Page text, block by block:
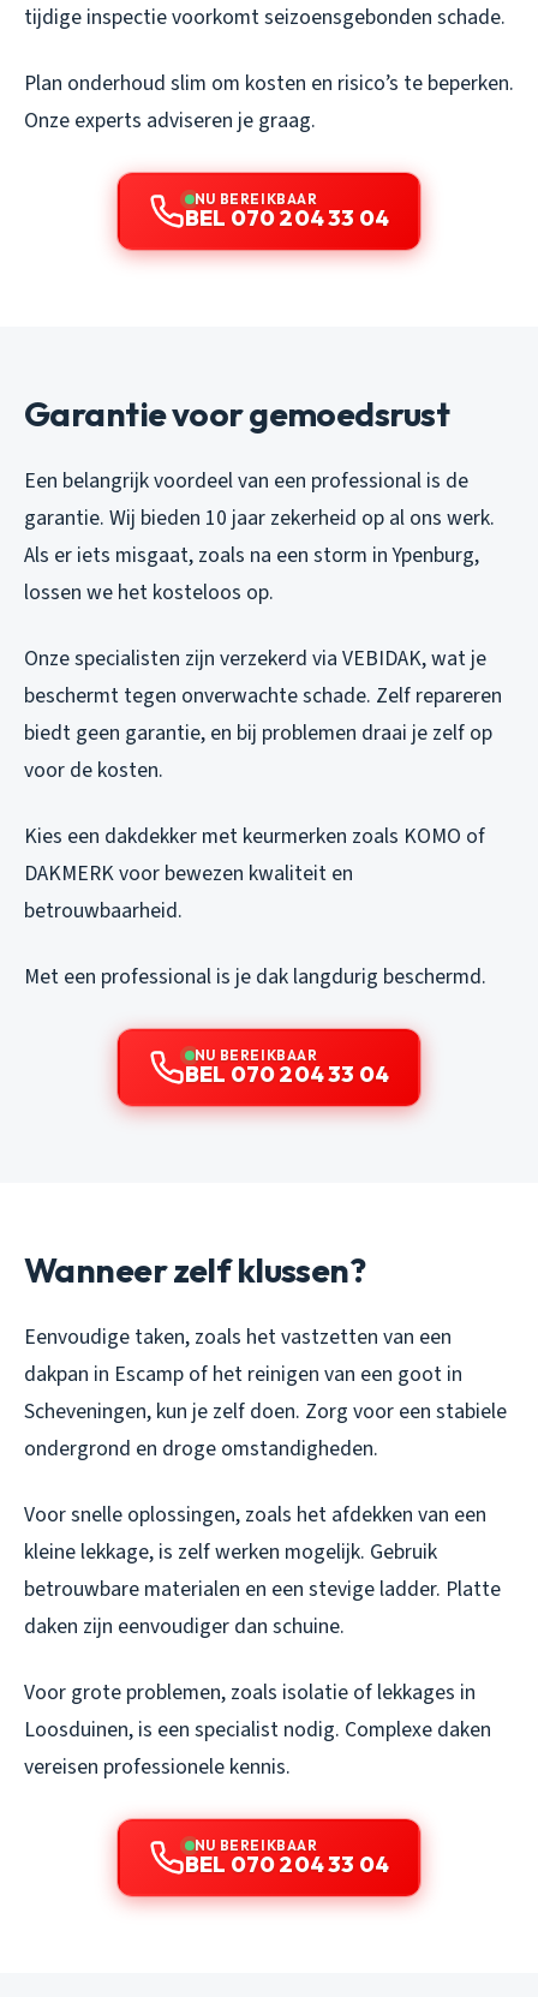
tijdige inspectie voorkomt seizoensgebonden schade.
Plan onderhoud slim om kosten en risico’s te beperken.
Onze experts adviseren je graag.
NU BEREIKBAAR
BEL 070 204 33 04
Garantie voor gemoedsrust
Een belangrijk voordeel van een professional is de
garantie. Wij bieden 10 jaar zekerheid op al ons werk.
Als er iets misgaat, zoals na een storm in Ypenburg,
lossen we het kosteloos op.
Onze specialisten zijn verzekerd via VEBIDAK, wat je
beschermt tegen onverwachte schade. Zelf repareren
biedt geen garantie, en bij problemen draai je zelf op
voor de kosten.
Kies een dakdekker met keurmerken zoals KOMO of
DAKMERK voor bewezen kwaliteit en
betrouwbaarheid.
Met een professional is je dak langdurig beschermd.
NU BEREIKBAAR
BEL 070 204 33 04
Wanneer zelf klussen?
Eenvoudige taken, zoals het vastzetten van een
dakpan in Escamp of het reinigen van een goot in
Scheveningen, kun je zelf doen. Zorg voor een stabiele
ondergrond en droge omstandigheden.
Voor snelle oplossingen, zoals het afdekken van een
kleine lekkage, is zelf werken mogelijk. Gebruik
betrouwbare materialen en een stevige ladder. Platte
daken zijn eenvoudiger dan schuine.
Voor grote problemen, zoals isolatie of lekkages in
Loosduinen, is een specialist nodig. Complexe daken
vereisen professionele kennis.
NU BEREIKBAAR
BEL 070 204 33 04